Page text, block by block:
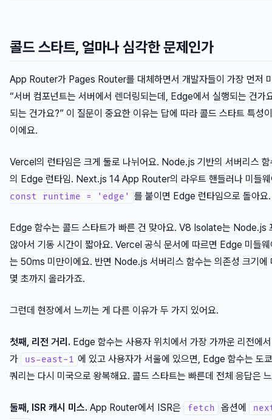
콜드 스타트, 얼마나 심각한 문제인가
App Router가 Pages Router를 대체하면서 개발자들이 가장 먼저
“서버 컴포넌트는 서버에서 렌더링되는데, Edge에서 실행되는 건
되는 건가요?” 이 질문이 중요한 이유는 답에 따라 콜드 스타트 특성
이에요.
Vercel의 런타임은 크게 둘로 나뉘어요. Node.js 기반의 서버리스
의 Edge 런타임. Next.js 14 App Router의 라우트 핸들러나 미들
const runtime = 'edge' 를 붙이면 Edge 런타임으로 돌아요.
Edge 함수는 콜드 스타트가 빠른 건 맞아요. V8 Isolate는 Node.js
않아서 기동 시간이 짧아요. Vercel 공식 문서에 따르면 Edge 미들
는 50ms 미만이에요. 반면 Node.js 서버리스 함수는 의존성 크기
몇 초까지 올라가죠.
그런데 현장에서 느끼는 게 다른 이유가 두 가지 있어요.
첫째, 리전 거리. Edge 함수는 사용자 위치에서 가장 가까운 리전에
가
us-east-1 에 있고 사용자가 서울에 있으면, Edge 함수는 도
쿼리는 다시 미국으로 왕복해요. 콜드 스타트는 빠른데 전체 응답은
둘째, ISR 캐시 미스. App Router에서 ISR은 fetch 옵션에